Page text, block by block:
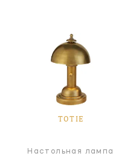
TOTIE
Настольная лампа